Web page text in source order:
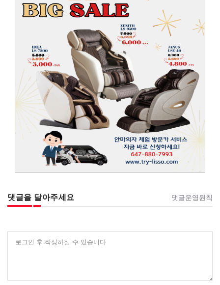
댓글을 달아주세요 댓글운영원칙
로그인 후 작성하실 수 있습니다